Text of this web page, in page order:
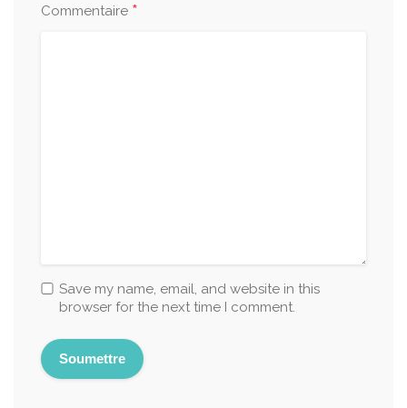
Commentaire *
Save my name, email, and website in this
browser for the next time I comment.